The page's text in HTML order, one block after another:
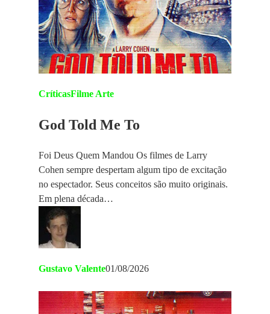
CríticasFilme Arte
God Told Me To
Foi Deus Quem Mandou Os filmes de Larry
Cohen sempre despertam algum tipo de excitação
no espectador. Seus conceitos são muito originais.
Em plena década…
Gustavo Valente01/08/2026